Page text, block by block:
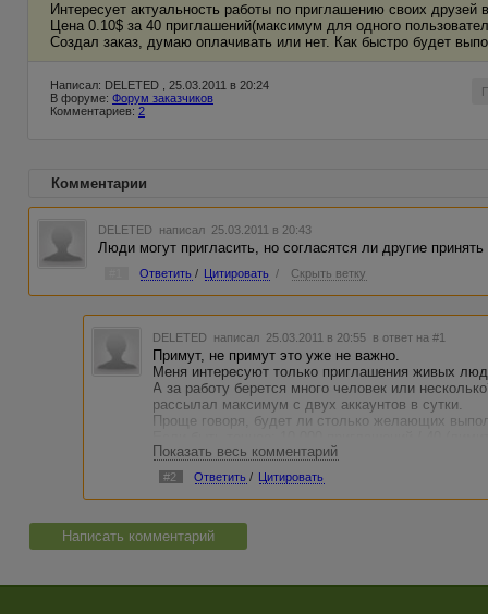
Интересует актуальность работы по приглашению своих друзей
Цена 0.10$ за 40 приглашений(максимум для одного
Создал заказ, думаю оплачивать или нет. Как быстро будет
Написал: DELETED , 25.03.2011 в 20:24
В форуме: Форум заказчиков
Комментариев: 2
Комментарии
DELETED написал 25.03.2011 в 20:43
Люди могут пригласить, но согласятся ли другие
Ответить / Цитировать / Скрыть ветку
DELETED написал 25.03.2011 в 20:55 в ответ на #1
Примут, не примут это уже не важно.
Меня интересуют только приглашения живых
А за работу берется много человек или
рассылал максимум с двух аккаунтов в сутки.
Проще говоря, будет ли столько желающих
взяться за мою работу в сутки.
Показать весь комментарий
#2 Ответить / Цитировать
Написать комментарий